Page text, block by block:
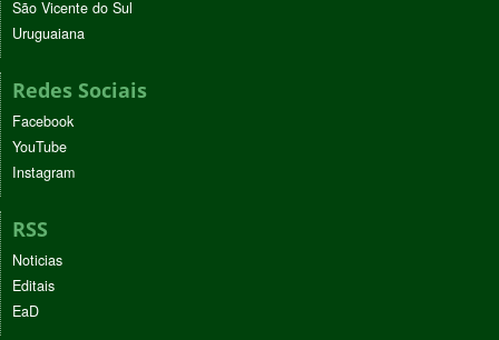
São Vicente do Sul
Uruguaiana
Redes Sociais
Facebook
YouTube
Instagram
RSS
Noticias
Editais
EaD